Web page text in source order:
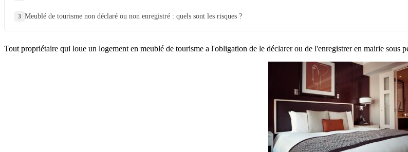
Meublé de tourisme non déclaré ou non enregistré : quels sont les risques ?
Tout propriétaire qui loue un logement en meublé de tourisme a l'obligation de le déclarer ou de l'enregistrer en mairie sous